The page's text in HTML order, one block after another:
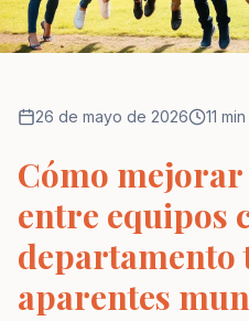
26 de mayo de 2026 11
Cómo
entre equipos
departamento
aparentes